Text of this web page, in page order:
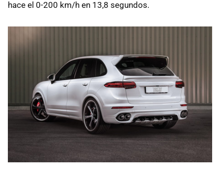
hace el 0-200 km/h en 13,8 segundos.